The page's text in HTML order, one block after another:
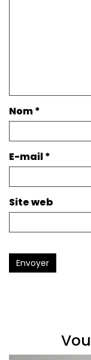
Nom*
E-mail*
Site web
Envoyer